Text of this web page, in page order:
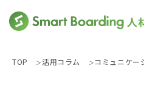
TOP 活用コラム コミュニケー